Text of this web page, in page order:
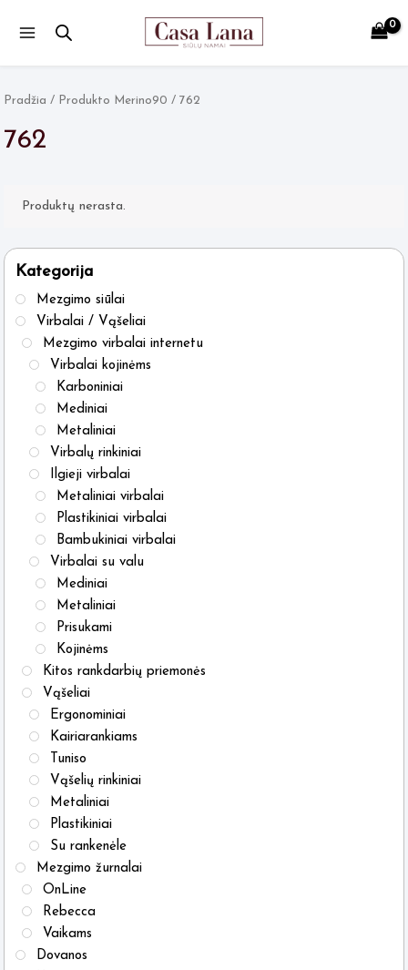
Kategorija
Mezgimo siūlai
Virbalai / Vąšeliai
Mezgimo virbalai internetu
Virbalai kojinėms
Karboniniai
Mediniai
Metaliniai
Virbalų rinkiniai
Ilgieji virbalai
Metaliniai virbalai
Plastikiniai virbalai
Bambukiniai virbalai
Virbalai su valu
Mediniai
Metaliniai
Prisukami
Kojinėms
Kitos rankdarbių priemonės
Vąšeliai
Ergonominiai
Kairiarankiams
Tuniso
Vąšelių rinkiniai
Metaliniai
Plastikiniai
Su rankenėle
Mezgimo žurnalai
OnLine
Rebecca
Vaikams
Dovanos
Pradžia / Produkto Merino90 / 762
762
Produktų nerasta.